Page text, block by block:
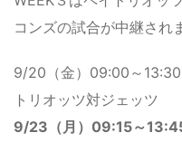
コンズの試合が中継され
9/20（金）09:00～
トリオッツ対ジェッツ
9/23（月）09:15～